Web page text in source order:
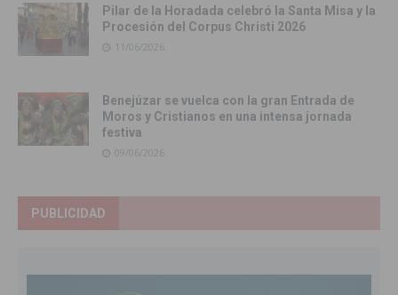
Pilar de la Horadada celebró la Santa Misa y la
Procesión del Corpus Christi 2026
11/06/2026
Benejúzar se vuelca con la gran Entrada de
Moros y Cristianos en una intensa jornada
festiva
09/06/2026
PUBLICIDAD